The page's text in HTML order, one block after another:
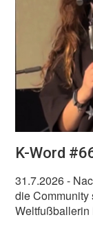
K-Word
31.7.2026-
die Community